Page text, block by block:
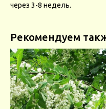
через 3-8 недель.
Рекомендуем